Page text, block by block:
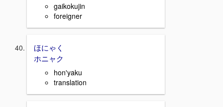
gaikokujin
foreigner
ほにゃく
ホニャク
hon'yaku
translation